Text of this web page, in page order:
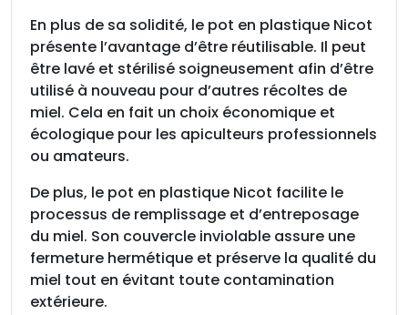
En plus de sa solidité, le pot en plastique Nicot
présente l’avantage d’être réutilisable. Il peut
être lavé et stérilisé soigneusement afin d’être
utilisé à nouveau pour d’autres récoltes de
miel. Cela en fait un choix économique et
écologique pour les apiculteurs professionnels
ou amateurs.
De plus, le pot en plastique Nicot facilite le
processus de remplissage et d’entreposage
du miel. Son couvercle inviolable assure une
fermeture hermétique et préserve la qualité du
miel tout en évitant toute contamination
extérieure.